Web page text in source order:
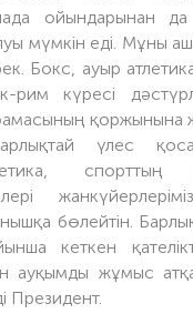
ойындарынан
мүмкін еді. Мұны
Бокс, ауыр
рим күресі
қоржынына
үлес
спорттың
бөлейтін.
кеткен
ауқымды жұмыс
Президент.